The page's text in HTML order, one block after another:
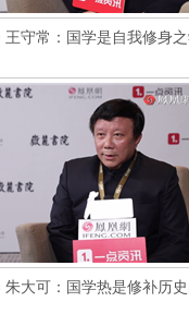
王守常：国学是自我修身
朱大可：国学热是修补历